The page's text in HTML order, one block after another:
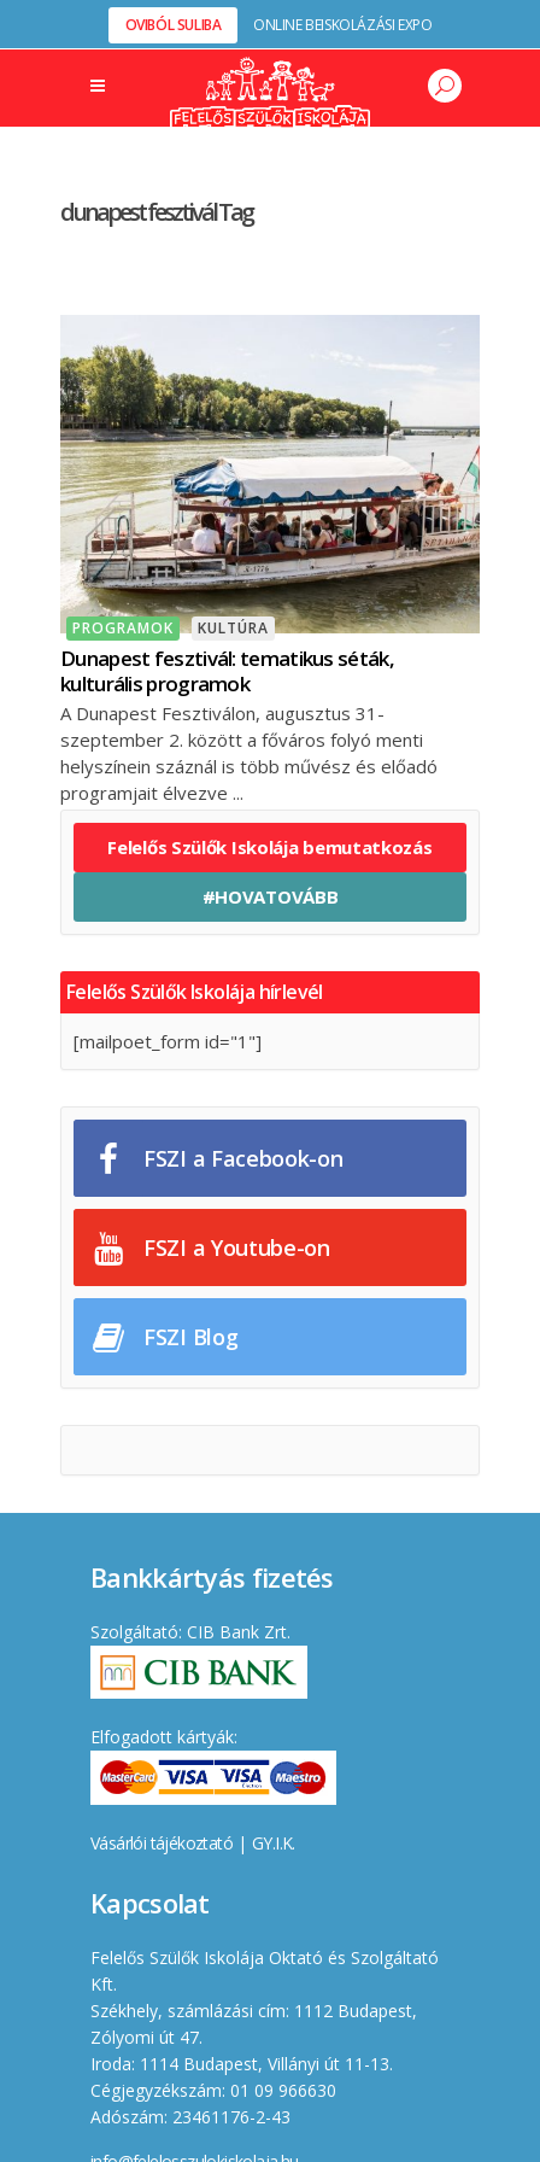
OVIBÓL SULIBA ONLINE BEISKOLÁZÁSI EXPO
dunapest fesztivál Tag
PROGRAMOK KULTÚRA
Dunapest fesztivál: tematikus séták,
kulturális programok
A Dunapest Fesztiválon, augusztus 31-
szeptember 2. között a főváros folyó menti
helyszínein száznál is több művész és előadó
programjait élvezve
Felelős Szülők Iskolája bemutatkozás
#HOVATOVÁBB
Felelős Szülők Iskolája hírlevél
[mailpoet_form id="1"]
FSZI a Facebook-on
FSZI a Youtube-on
FSZI Blog
Bankkártyás fizetés
Szolgáltató: CIB Bank Zrt.
Elfogadott kártyák:
Vásárlói tájékoztató | GY.I.K.
Kapcsolat
Felelős Szülők Iskolája Oktató és Szolgáltató
Kft.
Székhely, számlázási cím: 1112 Budapest,
Zólyomi út 47.
Iroda: 1114 Budapest, Villányi út 11-13.
Cégjegyzékszám: 01 09 966630
Adószám: 23461176-2-43